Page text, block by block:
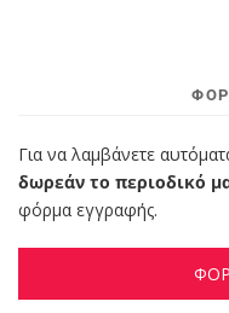
Για να λαμβάνετε
δωρεάν το περιοδικό
φόρμα εγγραφής.